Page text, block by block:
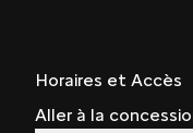
Horaires et Accès
Aller à la